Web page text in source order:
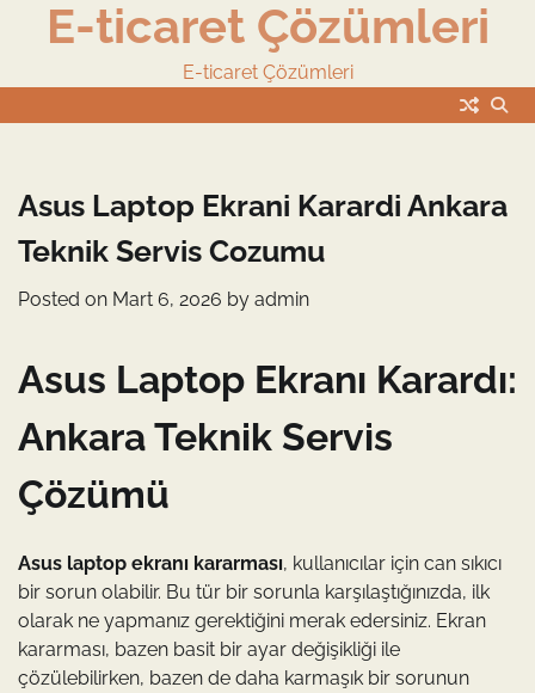
E-ticaret Çözümleri
E-ticaret Çözümleri
Asus Laptop Ekrani Karardi Ankara
Teknik Servis Cozumu
Posted on Mart 6, 2026 by admin
Asus Laptop Ekranı Karardı:
Ankara Teknik Servis
Çözümü
Asus laptop ekranı kararması, kullanıcılar için can sıkıcı
bir sorun olabilir. Bu tür bir sorunla karşılaştığınızda, ilk
olarak ne yapmanız gerektiğini merak edersiniz. Ekran
kararması, bazen basit bir ayar değişikliği ile
çözülebilirken, bazen de daha karmaşık bir sorunun